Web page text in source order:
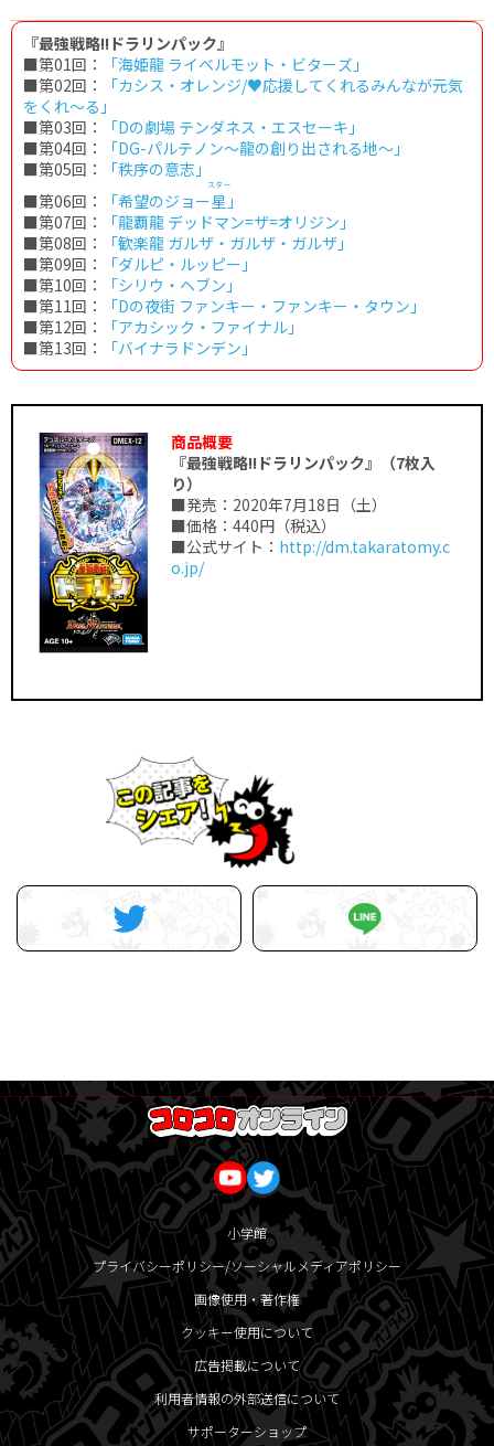
『最強戦略!!ドラリンパック』
■第01回：
「海姫龍 ライベルモット・ビターズ」
■第02回：
「カシス・オレンジ/♥応援してくれるみんなが元気
をくれ～る」
■第03回：
「Dの劇場 テンダネス・エスセーキ」
■第04回：
「DG-パルテノン〜龍の創り出される地〜」
■第05回：
「秩序の意志」
■第06回：
「希望のジョー星
スター
」
■第07回：
「龍覇龍 デッドマン=ザ=オリジン」
■第08回：
「歓楽龍 ガルザ・ガルザ・ガルザ」
■第09回：
「ダルピ・ルッピー」
■第10回：
「シリウ・ヘブン」
■第11回：
「Dの夜街 ファンキー・ファンキー・タウン」
■第12回：
「アカシック・ファイナル」
■第13回：
「バイナラドンデン」
商品概要
『最強戦略!!ドラリンパック』（7枚入
り）
■発売：2020年7月18日（土）
■価格：440円（税込）
■公式サイト： http://dm.takaratomy.c
o.jp/
小学館
プライバシーポリシー/ソーシャルメディアポリシー
画像使用・著作権
クッキー使用について
広告掲載について
利用者情報の外部送信について
サポーターショップ